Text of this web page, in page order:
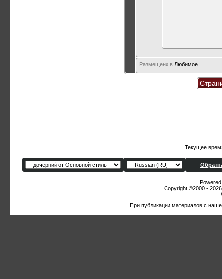
Размещено в Любимое.
Текущее
Copyright ©2000 -
При публикации материалов с